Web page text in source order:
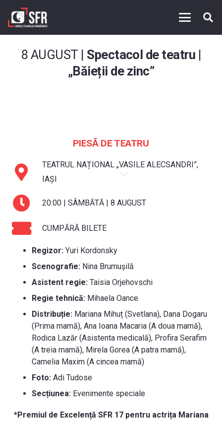
8 AUGUST | Spectacol de teatru |
„Băieții de zinc”
PIESĂ DE TEATRU
TEATRUL NAȚIONAL „VASILE ALECSANDRI”,
IAȘI
20:00 | SÂMBĂTĂ | 8 AUGUST
CUMPĂRĂ BILETE
Regizor: Yuri Kordonsky
Scenografie: Nina Brumușilă
Asistent regie: Taisia Orjehovschi
Regie tehnică: Mihaela Oance
Distribuție: Mariana Mihuț (Svetlana), Dana Dogaru
(Prima mamă), Ana Ioana Macaria (A doua mamă),
Rodica Lazăr (Asistenta medicală), Profira Serafim
(A treia mamă), Mirela Gorea (A patra mamă),
Camelia Maxim (A cincea mamă)
Foto: Adi Tudose
Secțiunea: Evenimente speciale
*Premiul de Excelență SFR 17 pentru actrița Mariana